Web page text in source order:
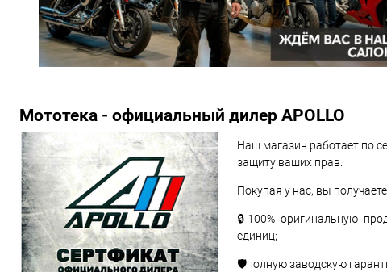
Мототека - официальный дилер APOLLO
Наш магазин работает по
защиту ваших прав.
Покупая у нас, вы
🔒100% оригинальную
единиц;
🛡️полную заводскую